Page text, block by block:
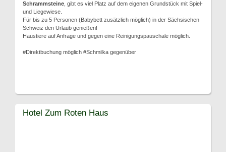
Schrammsteine , gibt es viel Platz auf dem eigenen Grundstück mit Spiel-
und Liegewiese.
Für bis zu 5 Personen (Babybett zusätzlich möglich) in der Sächsischen
Schweiz den Urlaub genießen!
Haustiere auf Anfrage und gegen eine Reinigungspauschale möglich.
#Direktbuchung möglich #Schmilka gegenüber
Hotel Zum Roten Haus